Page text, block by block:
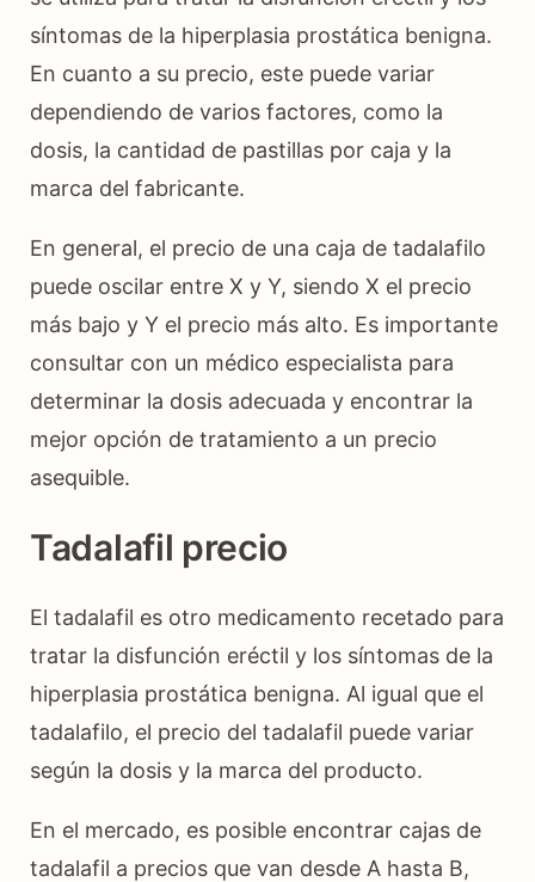
síntomas de la hiperplasia prostática benigna.
En cuanto a su precio, este puede variar
dependiendo de varios factores, como la
dosis, la cantidad de pastillas por caja y la
marca del fabricante.
En general, el precio de una caja de tadalafilo
puede oscilar entre X y Y, siendo X el precio
más bajo y Y el precio más alto. Es importante
consultar con un médico especialista para
determinar la dosis adecuada y encontrar la
mejor opción de tratamiento a un precio
asequible.
Tadalafil precio
El tadalafil es otro medicamento recetado para
tratar la disfunción eréctil y los síntomas de la
hiperplasia prostática benigna. Al igual que el
tadalafilo, el precio del tadalafil puede variar
según la dosis y la marca del producto.
En el mercado, es posible encontrar cajas de
tadalafil a precios que van desde A hasta B,